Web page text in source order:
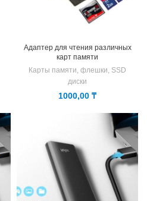
Адаптер для чтения различных
карт памяти
Карты памяти, флешки, SSD
диски
1000,00 ₸